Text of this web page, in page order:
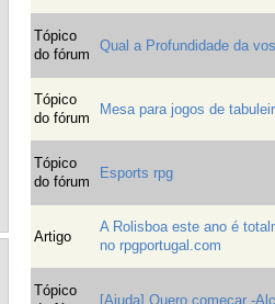
Tópico
do fórum
Qual a Profundidade da
Tópico
do fórum
Mesa para jogos de
Tópico
do fórum
Esports rpg
Artigo
A Rolisboa este ano é
no rpgportugal.com
Tópico
[Ajuda] Quero começar -